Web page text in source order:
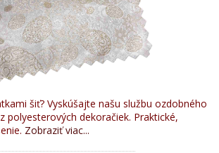
šiť? Vyskúšajte našu službu ozdobného
polyesterových dekoračiek. Praktické,
Zobraziť viac...